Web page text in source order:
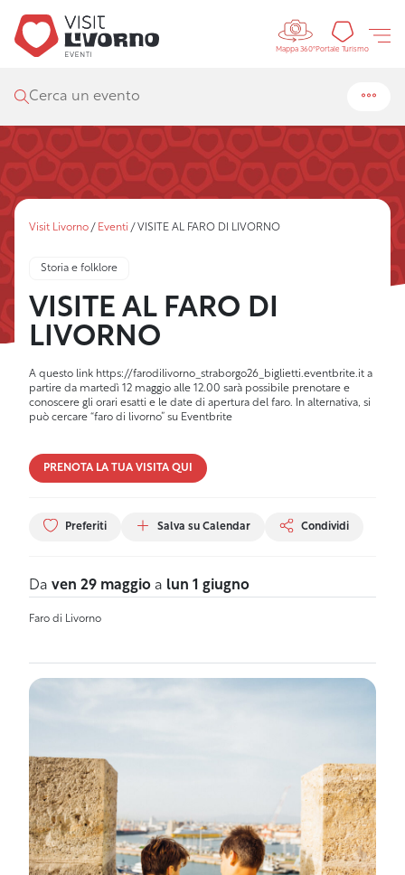
Controls
Mappa 360°Portale Turismo
Cerca un evento
Visit Livorno / Eventi / VISITE AL FARO DI LIVORNO
Storia e folklore
VISITE AL FARO DI
LIVORNO
A questo link https://farodilivorno_straborgo26_biglietti.eventbrite.it a
partire da martedì 12 maggio alle 12.00 sarà possibile prenotare e
conoscere gli orari esatti e le date di apertura del faro. In alternativa, si
può cercare “faro di livorno” su Eventbrite
PRENOTA LA TUA VISITA QUI
Preferiti Salva su Calendar Condividi
Da ven 29 maggio a lun 1 giugno
Faro di Livorno